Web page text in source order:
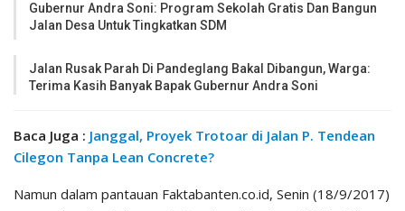
Gubernur Andra Soni: Program Sekolah Gratis Dan Bangun
Jalan Desa Untuk Tingkatkan SDM
Jalan Rusak Parah Di Pandeglang Bakal Dibangun, Warga:
Terima Kasih Banyak Bapak Gubernur Andra Soni
Baca Juga : Janggal, Proyek Trotoar di Jalan P. Tendean
Cilegon Tanpa Lean Concrete?
Namun dalam pantauan Faktabanten.co.id, Senin (18/9/2017)